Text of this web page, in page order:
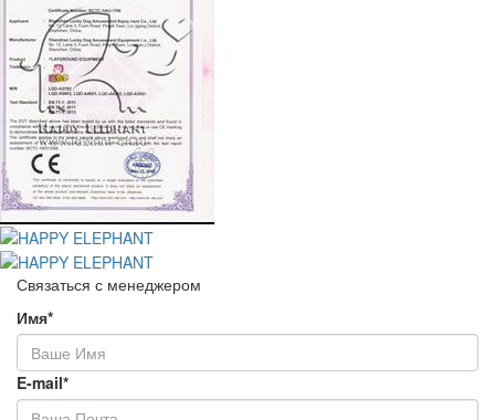
Связаться с менеджером
Имя*
E-mail*